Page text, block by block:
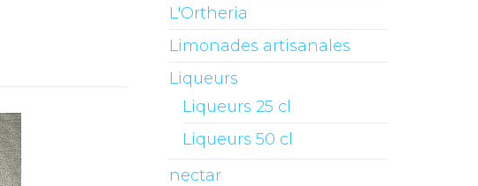
L'Ortheria
Limonades artisanales
Liqueurs
Liqueurs 25 cl
Liqueurs 50 cl
nectar